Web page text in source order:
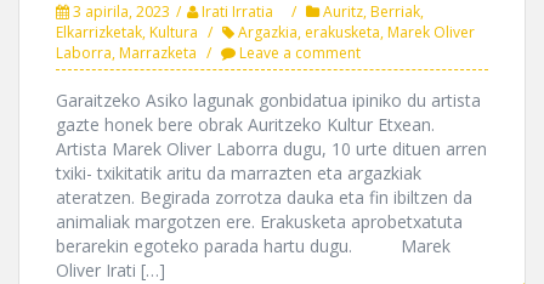
3 apirila, 2023 Irati Irratia Auritz,Berriak,
Elkarrizketak,Kultura Argazkia, erakusketa,Marek Oliver
Laborra,Marrazketa Leave a comment
Garaitzeko Asiko lagunak gonbidatua ipiniko du artista
gazte honek bere obrak Auritzeko Kultur Etxean.
Artista Marek Oliver Laborra dugu, 10 urte dituen arren
txiki- txikitatik aritu da marrazten eta argazkiak
ateratzen. Begirada zorrotza dauka eta fin ibiltzen da
animaliak margotzen ere. Erakusketa aprobetxatuta
berarekin egoteko parada hartu dugu. Marek
Oliver Irati […]